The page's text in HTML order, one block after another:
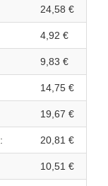
24,58 €
4,92 €
9,83 €
14,75 €
19,67 €
: 20,81 €
10,51 €